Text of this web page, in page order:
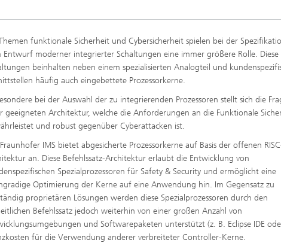
funktionale Sicherheit und Cybersicherheit spielen bei der
Entwurf moderner integrierter Schaltungen eine immer größere Rolle. Diese
beinhalten neben einem spezialisierten Analogteil und
häufig auch eingebettete Prozessorkerne.
bei der Auswahl der zu integrierenden Prozessoren stellt sich die
geeigneten Architektur, welche die Anforderungen an die Funktionale
und robust gegenüber Cyberattacken ist.
Fraunhofer IMS bietet abgesicherte Prozessorkerne auf Basis der offenen
an. Diese Befehlssatz-Architektur erlaubt die Entwicklung von
Spezialprozessoren für Safety & Security und ermöglicht eine
Optimierung der Kerne auf eine Anwendung hin. Im Gegensatz zu
proprietären Lösungen werden diese Spezialprozessoren durch den
Befehlssatz jedoch weiterhin von einer großen Anzahl von
und Softwarepaketen unterstützt (z. B. Eclipse IDE
für die Verwendung anderer verbreiteter Controller-Kerne.